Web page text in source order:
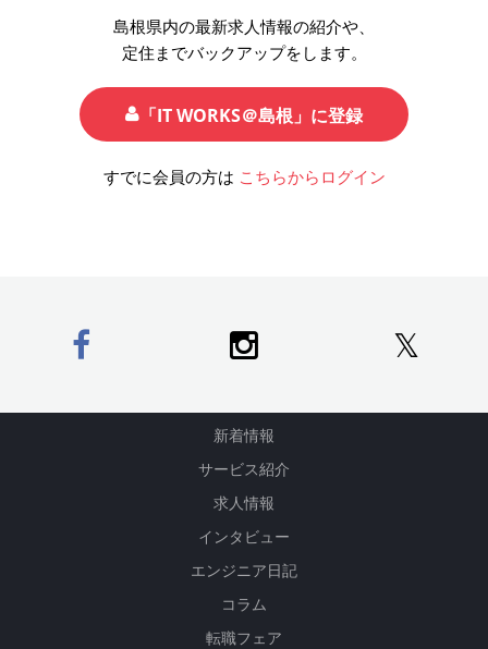
島根県内の最新求人情報の紹介や、
定住までバックアップをします。
「IT WORKS＠島根」に登録
すでに会員の方は こちらからログイン
𝕏
新着情報
サービス紹介
求人情報
インタビュー
エンジニア日記
コラム
転職フェア